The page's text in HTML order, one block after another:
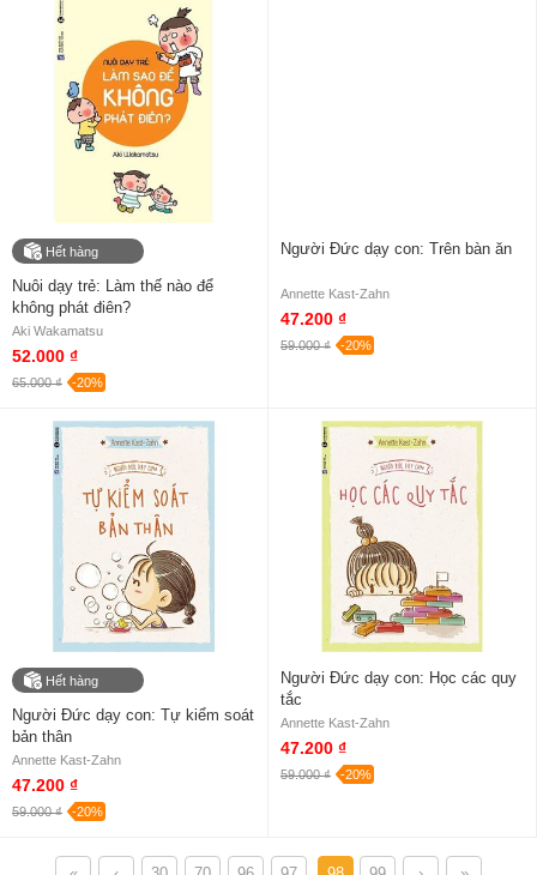
Hết hàng
Nuôi dạy trẻ: Làm thế nào để
không phát điên?
Aki Wakamatsu
52.000 ₫
65.000 ₫ -20%
Người Đức dạy con: Trên bàn ăn
Annette Kast-Zahn
47.200 ₫
59.000 ₫ -20%
Hết hàng
Người Đức dạy con: Tự kiểm soát
bản thân
Annette Kast-Zahn
47.200 ₫
59.000 ₫ -20%
Người Đức dạy con: Học các quy
tắc
Annette Kast-Zahn
47.200 ₫
59.000 ₫ -20%